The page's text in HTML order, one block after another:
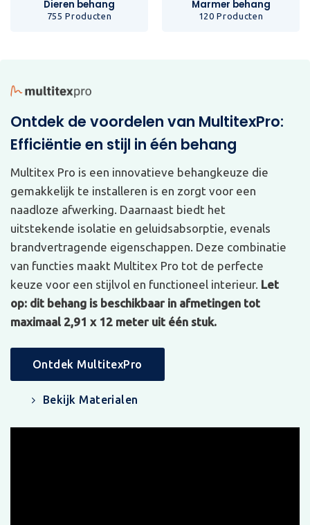
Dieren behang
755 Producten
Marmer behang
120 Producten
Ontdek de voordelen van MultitexPro:
Efficiëntie en stijl in één behang
Multitex Pro is een innovatieve behangkeuze die
gemakkelijk te installeren is en zorgt voor een
naadloze afwerking. Daarnaast biedt het
uitstekende isolatie en geluidsabsorptie, evenals
brandvertragende eigenschappen. Deze combinatie
van functies maakt Multitex Pro tot de perfecte
keuze voor een stijlvol en functioneel interieur. Let
op: dit behang is beschikbaar in afmetingen tot
maximaal 2,91 x 12 meter uit één stuk.
Ontdek MultitexPro
Bekijk Materialen